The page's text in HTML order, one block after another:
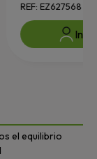
REF: EZ627568
Inicia
el equilibrio